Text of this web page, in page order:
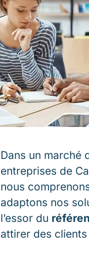
Dans un marché
entreprises de
nous
adaptons nos
l’essor du
attirer des